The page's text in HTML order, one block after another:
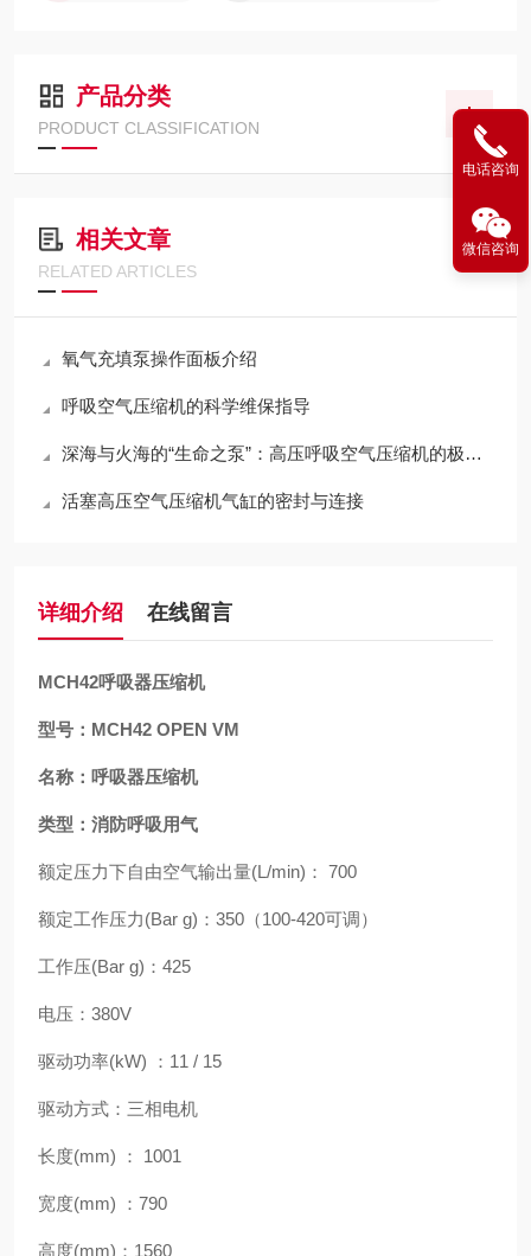
产品分类
PRODUCT CLASSIFICATION
相关文章
RELATED ARTICLES
氧气充填泵操作面板介绍
呼吸空气压缩机的科学维保指导
深海与火海的“生命之泵”：高压呼吸空气压缩机的极限压缩与净化哲学
活塞高压空气压缩机气缸的密封与连接
详细介绍 在线留言
MCH42呼吸器压缩机
型号：MCH42 OPEN VM
名称：呼吸器压缩机
类型：消防呼吸用气
额定压力下自由空气输出量(L/min)： 700
额定工作压力(Bar g)：350（100-420可调）
工作压(Bar g)：425
电压：380V
驱动功率(kW) ：11 / 15
驱动方式：三相电机
长度(mm) ： 1001
宽度(mm) ：790
高度(mm)：1560
电话咨询
微信咨询